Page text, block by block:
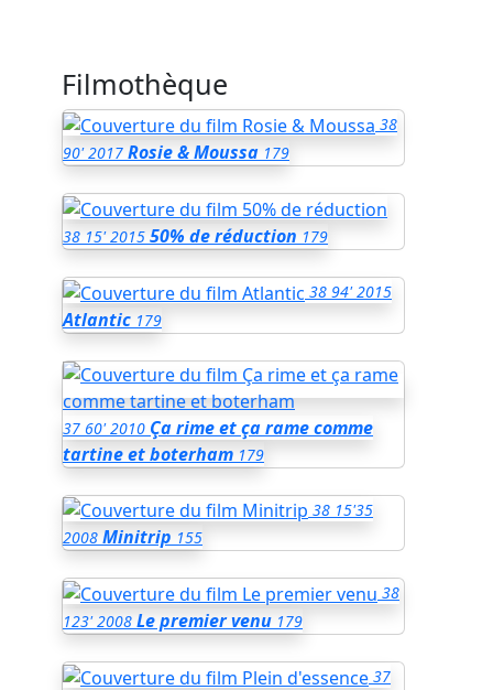
Filmothèque
38
90' 2017 Rosie & Moussa 179
38 15' 2015 50% de réduction 179
38 94' 2015
Atlantic 179
37 60' 2010 Ça rime et ça rame comme
tartine et boterham 179
38 15'35
2008 Minitrip 155
38
123' 2008 Le premier venu 179
37